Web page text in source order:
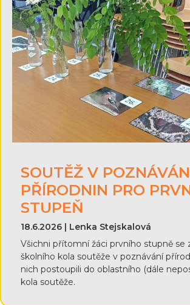
SOUTĚŽ V
PŘÍRODNIN PRO
STUPEŇ
18.6.2026 | Lenka Stejskalová
Všichni přítomní žáci prvního stupně se
školního kola soutěže v poznávání
nich postoupili do oblastního (dále
kola soutěže.